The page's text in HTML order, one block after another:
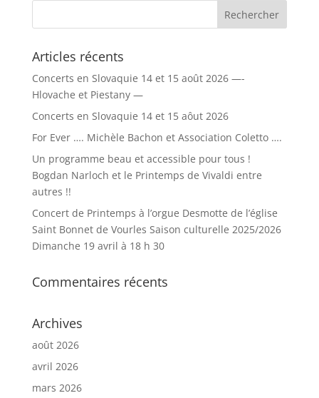
Articles récents
Concerts en Slovaquie 14 et 15 août 2026 —-
Hlovache et Piestany —
Concerts en Slovaquie 14 et 15 aôut 2026
For Ever …. Michèle Bachon et Association Coletto ….
Un programme beau et accessible pour tous !
Bogdan Narloch et le Printemps de Vivaldi entre
autres !!
Concert de Printemps à l’orgue Desmotte de l’église
Saint Bonnet de Vourles Saison culturelle 2025/2026
Dimanche 19 avril à 18 h 30
Commentaires récents
Archives
août 2026
avril 2026
mars 2026